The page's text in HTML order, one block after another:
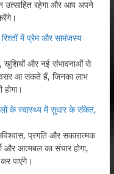
रहेगा और आप अपने
में प्रेम और सामंजस्य
खुशियों और नई संभावनाओं से
आ सकते हैं, जिनका लाभ
के स्वास्थ्य में सुधार के संकेत,
प्रगति और सकारात्मक
आत्मबल का संचार होगा,
पाएंगे।